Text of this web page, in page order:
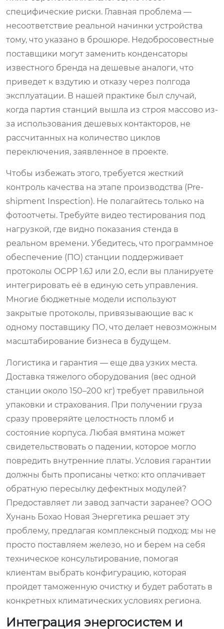
специфические риски. Главная проблема —
несоответствие реальной начинки устройства
тому, что указано в брошюре. Недобросовестные
поставщики могут заменить конденсаторы
известного бренда на дешевые аналоги, что
приведет к вздутию и отказу через полгода
эксплуатации. В нашей практике был случай,
когда партия станций вышла из строя массово из-
за использования дешевых контакторов, не
рассчитанных на количество циклов
переключения, заявленное в проекте.
Чтобы избежать этого, требуется жесткий
контроль качества на этапе производства (Pre-
shipment Inspection). Не полагайтесь только на
фотоотчеты. Требуйте видео тестирования под
нагрузкой, где видно показания стенда в
реальном времени. Убедитесь, что программное
обеспечение (ПО) станции поддерживает
протоколы OCPP 1.6J или 2.0, если вы планируете
интегрировать её в единую сеть управления.
Многие бюджетные модели используют
закрытые протоколы, привязывающие вас к
одному поставщику ПО, что делает невозможным
масштабирование бизнеса в будущем.
Логистика и гарантия — еще два узких места.
Доставка тяжелого оборудования (вес одной
станции около 150–200 кг) требует правильной
упаковки и страхования. При получении груза
сразу проверяйте целостность пломб и
состояние корпуса. Любая вмятина может
свидетельствовать о падении, которое могло
повредить внутренние платы. Условия гарантии
должны быть прописаны четко: кто оплачивает
обратную пересылку дефектных модулей?
Предоставляет ли завод запчасти заранее? ООО
Хунань Бохао Новая Энергетика решает эту
проблему, предлагая комплексный подход: мы не
просто поставляем железо, но и берем на себя
техническое консультирование, помогая
клиентам выбрать конфигурацию, которая
пройдет таможенную очистку и будет работать в
конкретных климатических условиях региона.
Интеграция энергосистем и